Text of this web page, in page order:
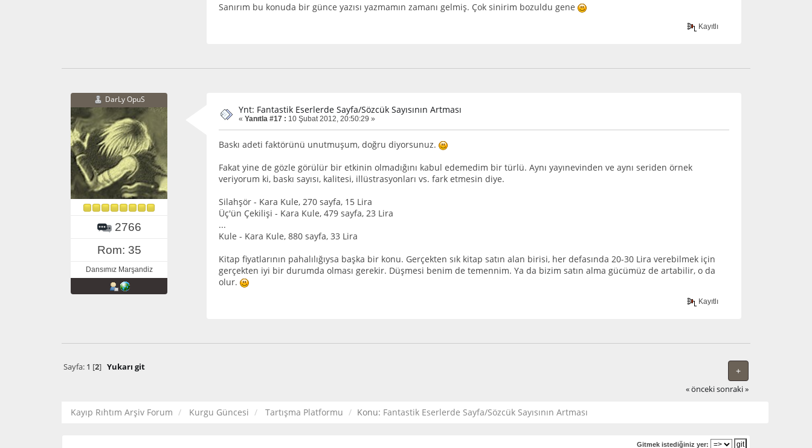
Sanırım bu konuda bir günce yazısı yazmamın zamanı gelmiş. Çok sinirim bozuldu gene
Kayıtlı
DarLy OpuS
2766
Rom: 35
Dansımız Marşandiz
Ynt: Fantastik Eserlerde Sayfa/Sözcük Sayısının Artması
« Yanıtla #17 : 10 Şubat 2012, 20:50:29 »
Baskı adeti faktörünü unutmuşum, doğru diyorsunuz.
Fakat yine de gözle görülür bir etkinin olmadığını kabul edemedim bir türlü. Aynı yayınevinden ve aynı seriden örnek
veriyorum ki, baskı sayısı, kalitesi, illüstrasyonları vs. fark etmesin diye.
Silahşör - Kara Kule, 270 sayfa, 15 Lira
Üç'ün Çekilişi - Kara Kule, 479 sayfa, 23 Lira
...
Kule - Kara Kule, 880 sayfa, 33 Lira
Kitap fiyatlarının pahalılığıysa başka bir konu. Gerçekten sık kitap satın alan birisi, her defasında 20-30 Lira verebilmek için
gerçekten iyi bir durumda olması gerekir. Düşmesi benim de temennim. Ya da bizim satın alma gücümüz de artabilir, o da
olur.
Kayıtlı
+
Sayfa: 1 [2] Yukarı git
« önceki sonraki »
Kayıp Rıhtım Arşiv Forum Kurgu Güncesi Tartışma Platformu Konu: Fantastik Eserlerde Sayfa/Sözcük Sayısının Artması
Gitmek istediğiniz yer: